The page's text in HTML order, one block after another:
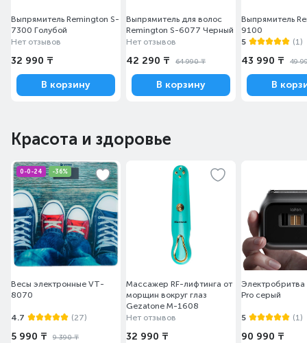
Выпрямитель Remington S-
7300 Голубой
Нет отзывов
32 990 ₸
В корзину
Выпрямитель для волос
Remington S-6077 Черный
Нет отзывов
42 290 ₸ 64 990 ₸
В корзину
Выпрямитель
9100
5
(1)
43 990 ₸ 49
В
Красота и здоровье
0-0-24 -36%
Весы электронные VT-
8070
4.7 (27)
5 990 ₸ 9 390 ₸
Массажер RF-лифтинга от
морщин вокруг глаз
Gezatone M-1608
Нет отзывов
32 990 ₸
Электробритва
Pro серый
5 (1)
90 990 ₸